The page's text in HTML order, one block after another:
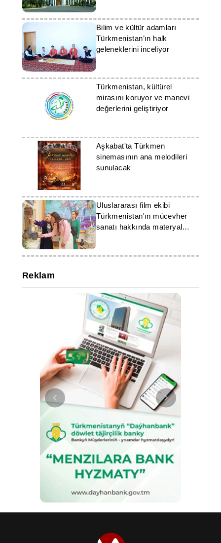
Bilim ve kültür adamları
Türkmenistan’ın halk
geleneklerini inceliyor
Türkmenistan, kültürel
mirasını koruyor ve manevi
değerlerini geliştiriyor
Aşkabat'ta Türkmen
sinemasının ana melodileri
sunulacak
Uluslararası film ekibi
Türkmenistan'ın mücevher
sanatı hakkında materyal
Reklam